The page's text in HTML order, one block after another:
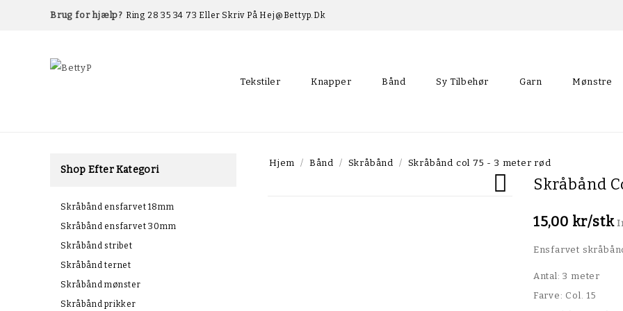
Brug for hjælp? Ring 28 35 34 73 Eller Skriv På Hej@bettyp.dk
Tekstiler Knapper Bånd Sy Tilbehør Garn Mønstre
Shop Efter Kategori
Skråbånd ensfarvet 18mm
Skråbånd ensfarvet 30mm
Skråbånd stribet
Skråbånd ternet
Skråbånd mønster
Skråbånd prikker
Hjem Bånd Skråbånd Skråbånd col 75 - 3 meter rød
 Skråbånd
15,00 kr/stk
Ensfarvet
Antal: 3 meter
Farve: Col. 15